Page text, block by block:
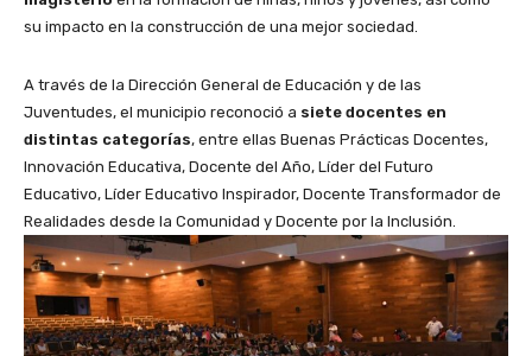
su impacto en la construcción de una mejor sociedad.
A través de la Dirección General de Educación y de las
Juventudes, el municipio reconoció a siete docentes en
distintas categorías, entre ellas Buenas Prácticas Docentes,
Innovación Educativa, Docente del Año, Líder del Futuro
Educativo, Líder Educativo Inspirador, Docente Transformador de
Realidades desde la Comunidad y Docente por la Inclusión.